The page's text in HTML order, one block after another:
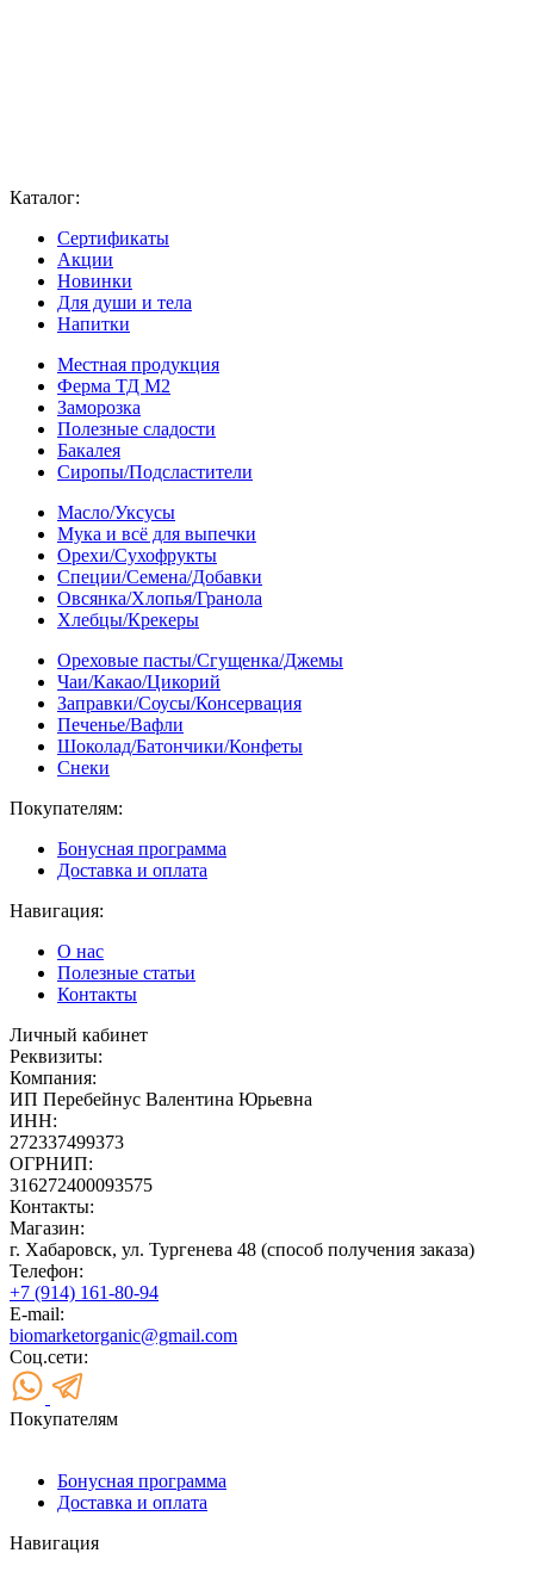
Каталог:
Сертификаты
Акции
Новинки
Для души и тела
Напитки
Местная продукция
Ферма ТД М2
Заморозка
Полезные сладости
Бакалея
Сиропы/Подсластители
Масло/Уксусы
Мука и всё для выпечки
Орехи/Сухофрукты
Специи/Семена/Добавки
Овсянка/Хлопья/Гранола
Хлебцы/Крекеры
Ореховые пасты/Сгущенка/Джемы
Чаи/Какао/Цикорий
Заправки/Соусы/Консервация
Печенье/Вафли
Шоколад/Батончики/Конфеты
Снеки
Покупателям:
Бонусная программа
Доставка и оплата
Навигация:
О нас
Полезные статьи
Контакты
Личный кабинет
Реквизиты:
Компания:
ИП Перебейнус Валентина Юрьевна
ИНН:
272337499373
ОГРНИП:
316272400093575
Контакты:
Магазин:
г. Хабаровск, ул. Тургенева 48 (способ получения заказа)
Телефон:
+7 (914) 161-80-94
E-mail:
biomarketorganic@gmail.com
Соц.сети:
Покупателям
Бонусная программа
Доставка и оплата
Навигация